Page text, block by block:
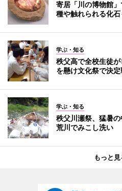
寄居「川の博物館
種や触れられる化石
学ぶ・知る
秩父高で全校生徒
を懸け文化祭で決
学ぶ・知る
秩父川瀬祭、猛暑
荒川でみこし洗い
もっと見